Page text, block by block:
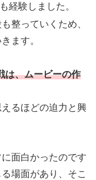
経験しました。
整っていくため、
ます。
は、ムービーの作
るほどの迫力と興
面白かったのです
場面があり、そこ